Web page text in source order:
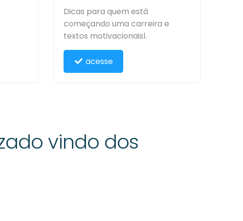
Dicas para quem está
começando uma carreira e
textos motivacionaisl.
acesse
vindo dos